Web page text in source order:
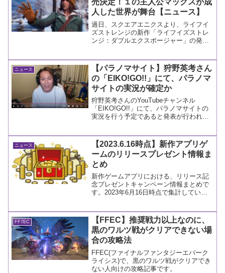
売決定！１の主人公マックスが成
人した世界が舞台【ニュース】
過日、スクエアエニクスより、ライフイ
ズストレンジの新作「ライフイズストレ
ンジ：ダブルエクスポージャー」の発売
ニュース
【パラノマサイト】狩野英考さん
の「EIKO!GO!!」にて、パラノマ
サイトの実況が確定か
狩野英考さんのYouTubeチャンネル
「EIKO!GO!!」にて、パラノマサイトの
実況を行う予定であると発表が行われま
ニュース
【2023.6.16時点】新作アプリゲ
ームのリリースプレゼント情報ま
とめ
新作ゲームアプリにおける、リリース記
念プレゼントキャンペーン情報まとめで
す。2023年6月16日時点で集計していま
FF7EC
【FFEC】推奨戦力以上なのに、
黒のワルツ戦がクリアできない場
合の攻略法
FFEC(ファイナルファンタジーエバーク
ライシス)で、黒のワルツ戦がクリアでき
ない人向けの攻略記事です。